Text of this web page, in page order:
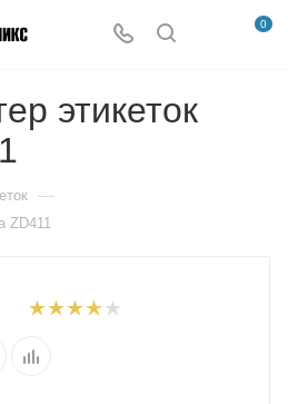
0
этикеток
—
ZD411